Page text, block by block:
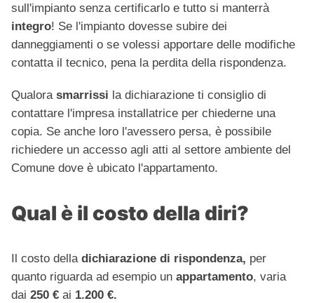
sull'impianto senza certificarlo e tutto si manterrà
integro! Se l'impianto dovesse subire dei
danneggiamenti o se volessi apportare delle modifiche
contatta il tecnico, pena la perdita della rispondenza.
Qualora smarrissi la dichiarazione ti consiglio di
contattare l'impresa installatrice per chiederne una
copia. Se anche loro l'avessero persa, è possibile
richiedere un accesso agli atti al settore ambiente del
Comune dove è ubicato l'appartamento.
Qual è il costo della diri?
Il costo della dichiarazione di rispondenza, per
quanto riguarda ad esempio un appartamento, varia
dai 250 € ai 1.200 €.